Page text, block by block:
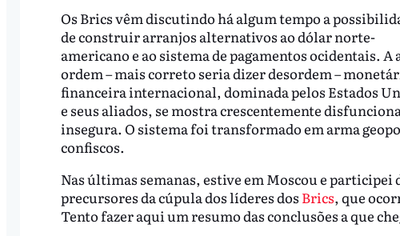
Os Brics vêm discutindo há algum tempo a
de construir arranjos alternativos ao dólar norte-
americano e ao sistema de pagamentos ocidentais. A
ordem – mais correto seria dizer desordem –
financeira internacional, dominada pelos Estados
e seus aliados, se mostra crescentemente
insegura. O sistema foi transformado em arma
confiscos.
Nas últimas semanas, estive em Moscou e participei
precursores da cúpula dos líderes dos Brics, que
Tento fazer aqui um resumo das conclusões a que